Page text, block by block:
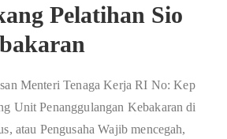
Pelatihan Sio
Menteri Tenaga Kerja RI No: Kep
Unit Penanggulangan Kebakaran di
atau Pengusaha Wajib mencegah,